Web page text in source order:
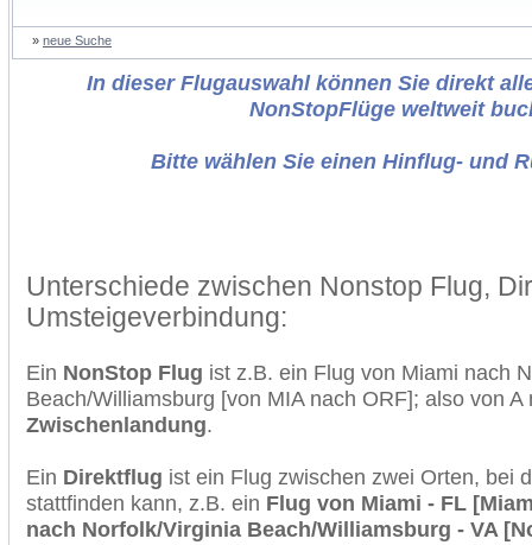
» neue Suche
In dieser Flugauswahl können Sie direkt
NonStopFlüge weltweit
Bitte wählen Sie einen Hinflug- und
Unterschiede zwischen Nonstop Flug,
Umsteigeverbindung:
Ein NonStop Flug ist z.B. ein Flug von Miami nach
Beach/Williamsburg [von MIA nach ORF]; also von
Zwischenlandung.
Ein Direktflug ist ein Flug zwischen zwei Orten, bei
stattfinden kann, z.B. ein Flug von Miami - FL
nach Norfolk/Virginia Beach/Williamsburg - VA